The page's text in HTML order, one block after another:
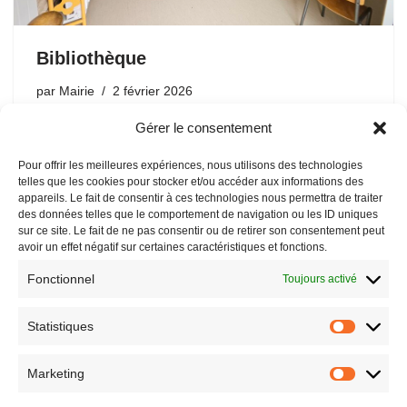
Gérer le consentement
Pour offrir les meilleures expériences, nous utilisons des technologies
telles que les cookies pour stocker et/ou accéder aux informations des
appareils. Le fait de consentir à ces technologies nous permettra de traiter
des données telles que le comportement de navigation ou les ID uniques
sur ce site. Le fait de ne pas consentir ou de retirer son consentement peut
avoir un effet négatif sur certaines caractéristiques et fonctions.
Fonctionnel Toujours activé
Statistiques
Marketing
Bibliothèque
par Mairie 2 février 2026
Dès ce mercredi 14h, retrouvez notre bibliothèque dans
parking à l’arrière de la mairie, porte la plus à droite du
bâtiment.